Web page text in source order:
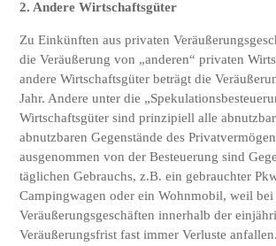
2. Andere Wirtschaftsgüter
Zu Einkünften aus privaten
die Veräußerung von „anderen“ privaten
andere Wirtschaftsgüter beträgt die
Jahr. Andere unter die
Wirtschaftsgüter sind prinzipiell alle
abnutzbaren Gegenstände des
ausgenommen von der Besteuerung sind
täglichen Gebrauchs, z.B. ein gebrauchter
Campingwagen oder ein Wohnmobil, weil bei
Veräußerungsgeschäften innerhalb der
Veräußerungsfrist fast immer Verluste anfallen.